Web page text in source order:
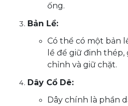
ống.
Bản Lề:
Có thể có một bản
lề để giữ đinh
chỉnh và giữ chặt.
Dây Cổ Dê:
Dây chính là phần